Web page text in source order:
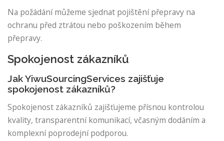
Na požádání můžeme sjednat pojištění přepravy na
ochranu před ztrátou nebo poškozením během
přepravy.
Spokojenost zákazníků
Jak YiwuSourcingServices zajišťuje
spokojenost zákazníků?
Spokojenost zákazníků zajišťujeme přísnou kontrolou
kvality, transparentní komunikací, včasným dodáním a
komplexní poprodejní podporou.